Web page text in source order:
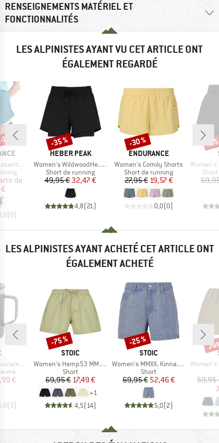
RENSEIGNEMENTS MATÉRIEL ET
FONCTIONNALITÉS
LES ALPINISTES AYANT VU CET ARTICLE ONT
ÉGALEMENT REGARDÉ
Short 5''
réduit
de
(0)
%
MARQUE
HEBER PEAK
Article
Women's WildwoodHe. 2in1 Shorts
Product group
Short de running
Prix
49,95 €Prix réduit
32,47 €
4,8(21)
Remise
-35 %
MARQUE
ENDURANCE
Article
Women's Comily Shorts
Product group
Short de running
Prix
27,95 €Prix réduit
19,57 €
0,0(0)
Remise
-30 %
Article
Women's
-
LES ALPINISTES AYANT ACHETÉ CET ARTICLE ONT
ÉGALEMENT ACHETÉ
Cup
réduit
€
(3)
MARQUE
STOIC
Article
Women's Hemp53 MMXX. Shorts
Product group
Short
Prix
69,95 €Prix réduit
17,49 €
+1
4,5(14)
Remise
-75 %
MARQUE
STOIC
Article
Women's MMXX. Kinna Jeans Shorts
Product group
Short
Prix
69,95 €Prix réduit
52,46 €
5,0(2)
Remise
-25 %
Article
Women's
59,95